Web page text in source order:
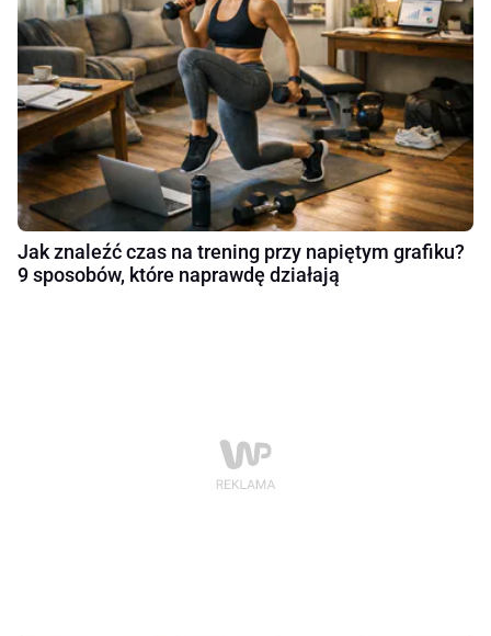
Jak znaleźć czas na trening przy napiętym grafiku?
9 sposobów, które naprawdę działają